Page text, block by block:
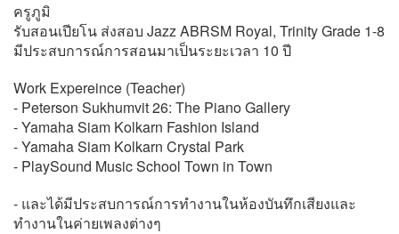
ครูภูมิ
รับสอนเปียโน ส่งสอบ Jazz ABRSM Royal, Trinity Grade 1-8
มีประสบการณ์การสอนมาเป็นระยะเวลา 10 ปี
Work Expereince (Teacher)
- Peterson Sukhumvit 26: The Piano Gallery
- Yamaha Siam Kolkarn Fashion Island
- Yamaha Siam Kolkarn Crystal Park
- PlaySound Music School Town in Town
- และได้มีประสบการณ์การทำงานในห้องบันทึกเสียงและ
ทำงานในค่ายเพลงต่างๆ